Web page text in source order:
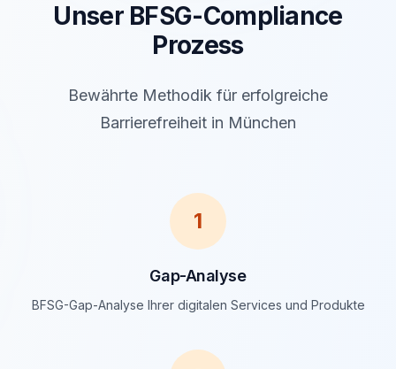
Unser BFSG-Compliance
Prozess
Bewährte Methodik für erfolgreiche
Barrierefreiheit in München
1
Gap-Analyse
BFSG-Gap-Analyse Ihrer digitalen Services und Produkte